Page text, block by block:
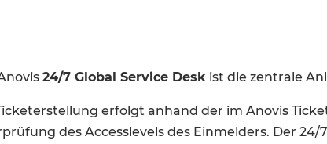
24/7 Global Service Desk ist die zentrale
erfolgt anhand der im Anovis
des Accesslevels des Einmelders. Der 24/